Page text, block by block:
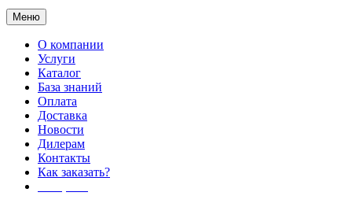
Меню
О компании
Услуги
Каталог
База знаний
Оплата
Доставка
Новости
Дилерам
Контакты
Как заказать?